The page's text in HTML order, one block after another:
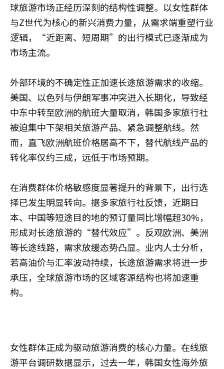
球旅游市场正经历深刻的结构性调整。以女性群体
与Z世代为核心的新兴消费力量，从需求端重塑行业
逻辑，“近距离、短周期”的出行模式已逐渐成为
市场主流。
外部环境的不确定性正加速长途旅游需求的收缩。
美国、以色列与伊朗军事冲突进入长期化，导致经
中东中转至欧洲的航班大量取消，韩国多家旅行社
被迫集中下架相关旅游产品、紧急调整航线。然
而，直飞欧洲航班价格居高不下，替代航线产品的
转化率仅约三成，远低于市场预期。
在消费群体价格敏感度显著提升的背景下，出行选
择已发生明显转向。据多家旅行社反馈，近期日
本、中国等短途目的地的预订量同比增幅超30%，
形成对长途旅游的“替代效应”。反观欧洲、美洲
等长途线路，需求放缓态势凸显。业内人士分析，
若高油价与汇率波动持续，长途旅游需求将进一步
承压，全球旅游市场的区域客源结构也将加速重
构。
女性群体正成为驱动旅游消费的核心力量。在线旅
游平台调研数据显示，过去一年，韩国女性海外旅